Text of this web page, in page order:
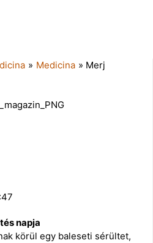
» Medicina » Merj
napja
körül egy baleseti sérültet,